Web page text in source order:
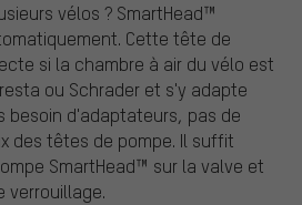
vélos ? SmartHead™
Cette tête de
si la chambre à air du vélo est
ou Schrader et s'y adapte
besoin d'adaptateurs, pas de
des têtes de pompe. Il suffit
SmartHead™ sur la valve et
verrouillage.